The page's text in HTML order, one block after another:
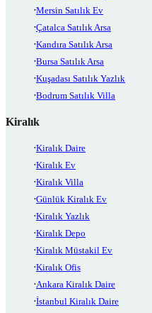
Mersin Satılık Ev
Çatalca Satılık Arsa
Kandıra Satılık Arsa
Bursa Satılık Arsa
Kuşadası Satılık Yazlık
Bodrum Satılık Villa
Kiralık
Kiralık Daire
Kiralık Ev
Kiralık Villa
Günlük Kiralık Ev
Kiralık Yazlık
Kiralık Depo
Kiralık Müstakil Ev
Kiralık Ofis
Ankara Kiralık Daire
İstanbul Kiralık Daire